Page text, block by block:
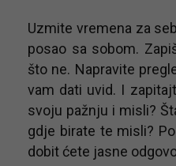
Uzmite vremena za
posao sa sobom.
što ne. Napravite
vam dati uvid. I
svoju pažnju i misli?
gdje birate te misli?
dobit ćete jasne